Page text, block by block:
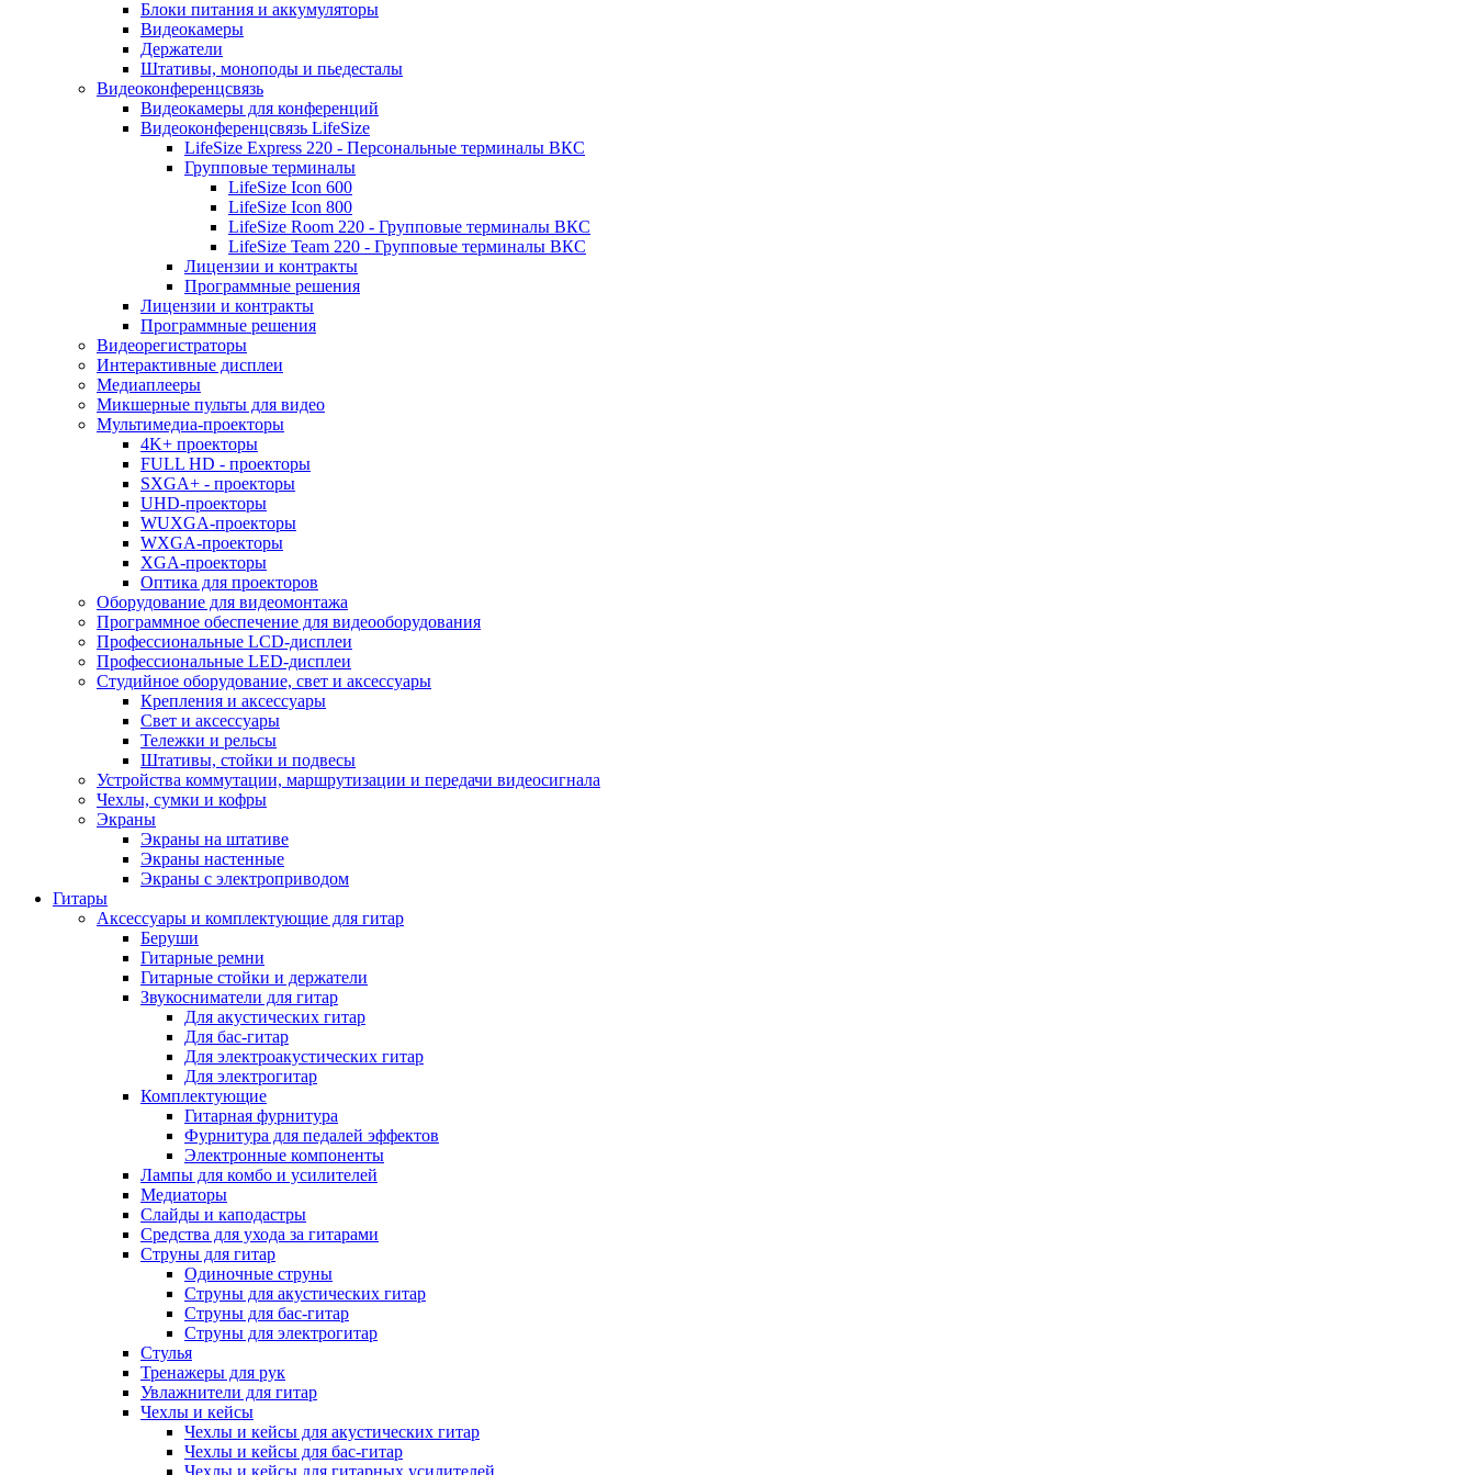
Блоки питания и аккумуляторы
Видеокамеры
Держатели
Штативы, моноподы и пьедесталы
Видеоконференцсвязь
Видеокамеры для конференций
Видеоконференцсвязь LifeSize
LifeSize Express 220 - Персональные терминалы ВКС
Групповые терминалы
LifeSize Icon 600
LifeSize Icon 800
LifeSize Room 220 - Групповые терминалы ВКС
LifeSize Team 220 - Групповые терминалы ВКС
Лицензии и контракты
Программные решения
Лицензии и контракты
Программные решения
Видеорегистраторы
Интерактивные дисплеи
Медиаплееры
Микшерные пульты для видео
Мультимедиа-проекторы
4K+ проекторы
FULL HD - проекторы
SXGA+ - проекторы
UHD-проекторы
WUXGA-проекторы
WXGA-проекторы
XGA-проекторы
Оптика для проекторов
Оборудование для видеомонтажа
Программное обеспечение для видеооборудования
Профессиональные LCD-дисплеи
Профессиональные LED-дисплеи
Студийное оборудование, свет и аксессуары
Крепления и аксессуары
Свет и аксессуары
Тележки и рельсы
Штативы, стойки и подвесы
Устройства коммутации, маршрутизации и передачи видеосигнала
Чехлы, сумки и кофры
Экраны
Экраны на штативе
Экраны настенные
Экраны с электроприводом
Гитары
Аксессуары и комплектующие для гитар
Беруши
Гитарные ремни
Гитарные стойки и держатели
Звукосниматели для гитар
Для акустических гитар
Для бас-гитар
Для электроакустических гитар
Для электрогитар
Комплектующие
Гитарная фурнитура
Фурнитура для педалей эффектов
Электронные компоненты
Лампы для комбо и усилителей
Медиаторы
Слайды и каподастры
Средства для ухода за гитарами
Струны для гитар
Одиночные струны
Струны для акустических гитар
Струны для бас-гитар
Струны для электрогитар
Стулья
Тренажеры для рук
Увлажнители для гитар
Чехлы и кейсы
Чехлы и кейсы для акустических гитар
Чехлы и кейсы для бас-гитар
Чехлы и кейсы для гитарных усилителей